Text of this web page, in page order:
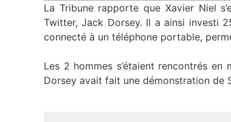
La Tribune rapporte que Xavier Niel
Twitter, Jack Dorsey. Il a ainsi investi
connecté à un téléphone portable,
Les 2 hommes s’étaient rencontrés en
Dorsey avait fait une démonstration de